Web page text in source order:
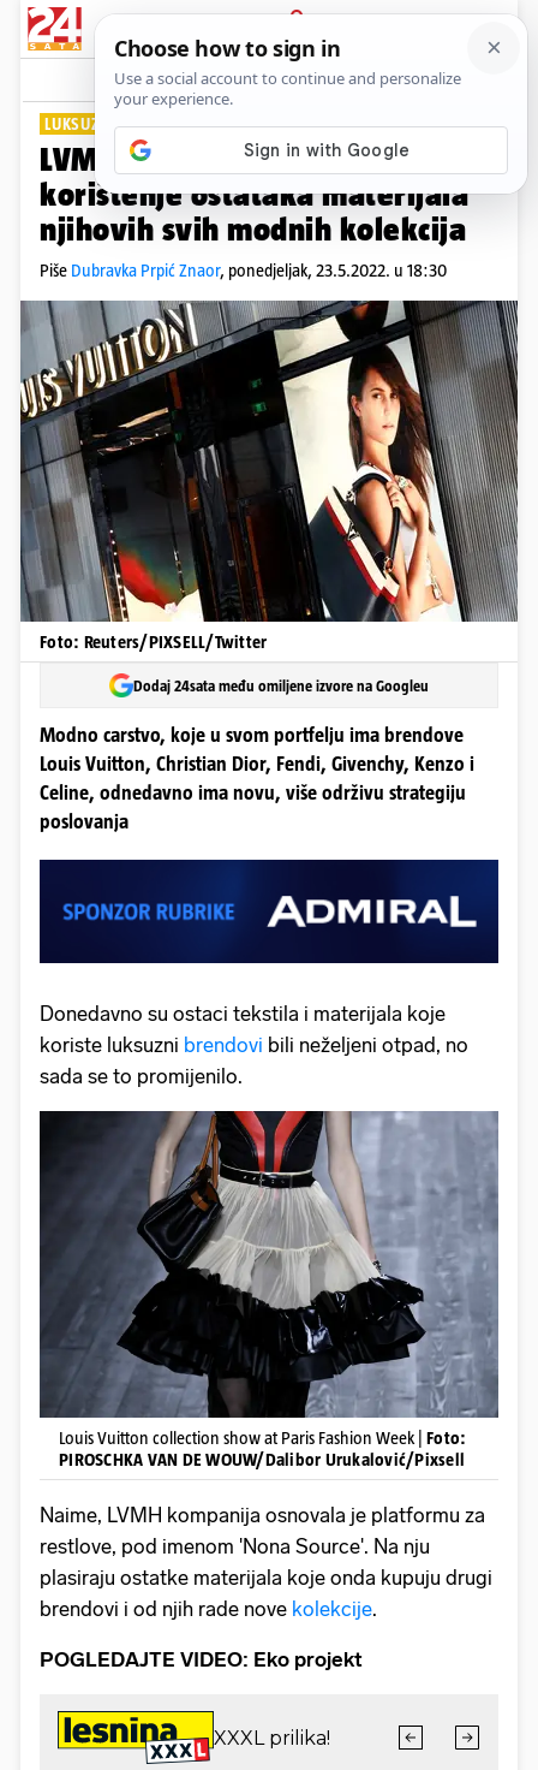
PRIJAVA
Lifestyle Komentari
LUKSUZ I EKOLOGIJA
LVMH predstavlja kompaniju za
korištenje ostataka materijala
njihovih svih modnih kolekcija
Piše Dubravka Prpić Znaor, ponedjeljak, 23.5.2022. u 18:30
Foto: Reuters/PIXSELL/Twitter
Dodaj 24sata među omiljene izvore na Googleu
Modno carstvo, koje u svom portfelju ima brendove
Louis Vuitton, Christian Dior, Fendi, Givenchy, Kenzo i
Celine, odnedavno ima novu, više održivu strategiju
poslovanja
Donedavno su ostaci tekstila i materijala koje
koriste luksuzni brendovi bili neželjeni otpad, no
sada se to promijenilo.
Louis Vuitton collection show at Paris Fashion Week | Foto:
PIROSCHKA VAN DE WOUW/Dalibor Urukalović/Pixsell
Naime, LVMH kompanija osnovala je platformu za
restlove, pod imenom 'Nona Source'. Na nju
plasiraju ostatke materijala koje onda kupuju drugi
brendovi i od njih rade nove kolekcije.
POGLEDAJTE VIDEO: Eko projekt